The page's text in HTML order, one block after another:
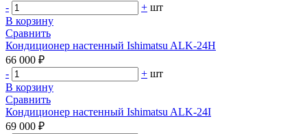
-
+ шт
В корзину
Сравнить
Кондиционер настенный Ishimatsu ALK-24H
66 000 ₽
-
+ шт
В корзину
Сравнить
Кондиционер настенный Ishimatsu ALK-24I
69 000 ₽